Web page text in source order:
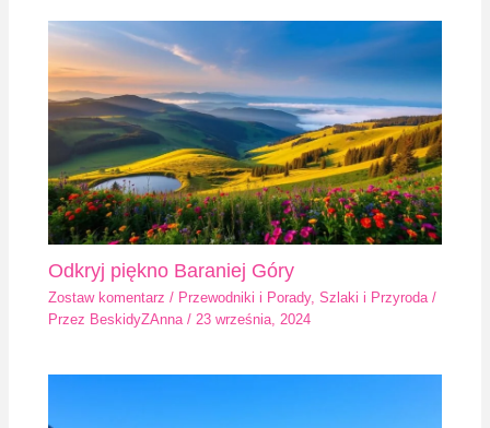
Odkryj piękno Baraniej Góry
Zostaw komentarz / Przewodniki i Porady,Szlaki i Przyroda/
Przez BeskidyZAnna/23 września, 2024